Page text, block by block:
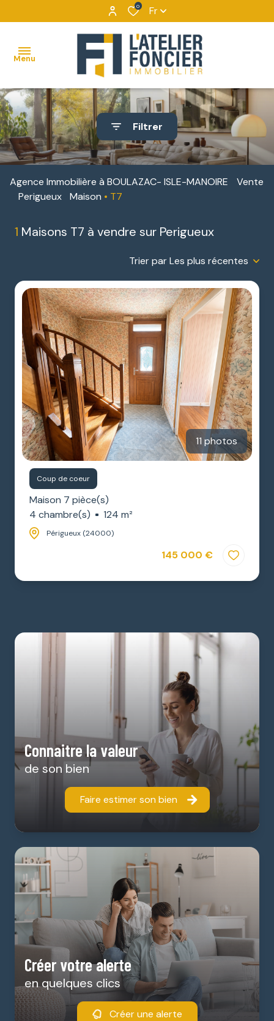
0 Fr
Menu
ACCUEIL
VENTES
MAISONS
APPARTEMENTS
IMMEUBLES
GARAGES
PARKINGS
DIVERS
BIENS
VENDUS
D'ENTREPRISE
VENTES
LOCATIONS
ESTIMATION
NOTRE
AGENCE
NOUS
NOUS
Filtrer
Agence Immobilière à BOULAZAC- ISLE-MANOIRE
Vente
Perigueux
Maison T7
1 Maisons T7 à vendre sur Perigueux
Trier par Les plus récentes
11 photos
Coup de coeur
Maison 7 pièce(s)
4 chambre(s)
124 m²
Périgueux (24000)
145 000 €
Connaitre la valeur
de son bien
Faire estimer son bien
Créer votre alerte
en quelques clics
Créer une alerte